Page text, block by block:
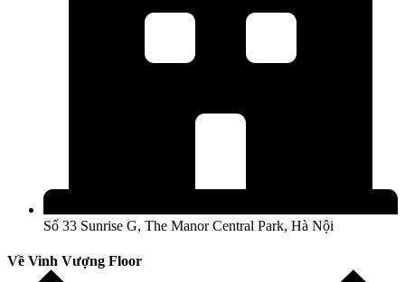
Số 33 Sunrise G, The Manor Central Park, Hà Nội
Về Vinh Vượng Floor